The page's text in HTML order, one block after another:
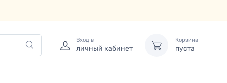
Вход в
личный кабинет
Корзина
пуста